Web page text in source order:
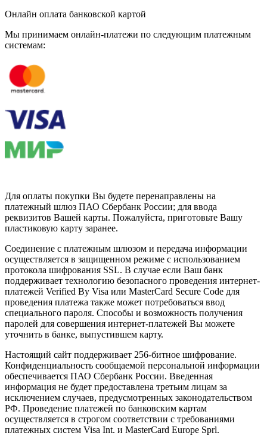
Онлайн оплата банковской картой
Мы принимаем онлайн-платежи по cледующим платежным
системам:
Для оплаты покупки Вы будете перенаправлены на
платежный шлюз ПАО Сбербанк России; для ввода
реквизитов Вашей карты. Пожалуйста, приготовьте Вашу
пластиковую карту заранее.
Соединение с платежным шлюзом и передача информации
осуществляется в защищенном режиме с использованием
протокола шифрования SSL. В случае если Ваш банк
поддерживает технологию безопасного проведения интернет-
платежей Verified By Visa или MasterCard Secure Code для
проведения платежа также может потребоваться ввод
специального пароля. Способы и возможность получения
паролей для совершения интернет-платежей Вы можете
уточнить в банке, выпустившем карту.
Настоящий сайт поддерживает 256-битное шифрование.
Конфиденциальность сообщаемой персональной информации
обеспечивается ПАО Сбербанк России. Введенная
информация не будет предоставлена третьим лицам за
исключением случаев, предусмотренных законодательством
РФ. Проведение платежей по банковским картам
осуществляется в строгом соответствии с требованиями
платежных систем Visa Int. и MasterCard Europe Sprl.